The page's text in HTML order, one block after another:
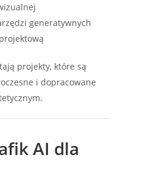
generatywnych
projekty, które są
i dopracowane
AI dla